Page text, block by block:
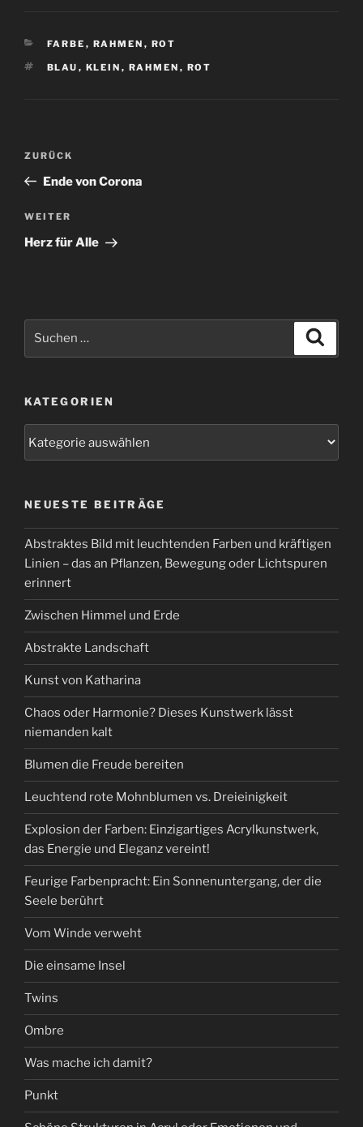
KATEGORIEN
FARBE , RAHMEN , ROT
SCHLAGWÖRTER
BLAU , KLEIN , RAHMEN , ROT
Beitragsnavigation
Vorheriger
Beitrag
ZURÜCK
Ende von Corona
Nächster
Beitrag
WEITER
Herz für Alle
KATEGORIEN
NEUESTE BEITRÄGE
Abstraktes Bild mit leuchtenden Farben und kräftigen
Linien – das an Pflanzen, Bewegung oder Lichtspuren
erinnert
Zwischen Himmel und Erde
Abstrakte Landschaft
Kunst von Katharina
Chaos oder Harmonie? Dieses Kunstwerk lässt
niemanden kalt
Blumen die Freude bereiten
Leuchtend rote Mohnblumen vs. Dreieinigkeit
Explosion der Farben: Einzigartiges Acrylkunstwerk,
das Energie und Eleganz vereint!
Feurige Farbenpracht: Ein Sonnenuntergang, der die
Seele berührt
Vom Winde verweht
Die einsame Insel
Twins
Ombre
Was mache ich damit?
Punkt